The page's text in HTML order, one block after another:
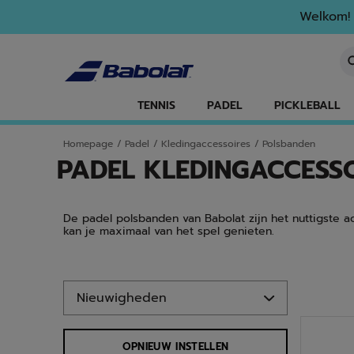
TENNIS PADEL PICKLEBALL
Homepage / Padel / Kledingaccessoires / Polsbanden
PADEL
De padel polsbanden van Babolat zijn het nuttigste
kan je maximaal van het spel genieten.
Ga naar producten
OPNIEUW INSTELLEN